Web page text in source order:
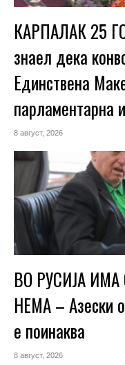
КАРПАЛАК 25
знаел дека
Единствена
парламентарна
8 август, 2026
ВО РУСИЈА
НЕМА – Азески
е поинаква
8 август, 2026